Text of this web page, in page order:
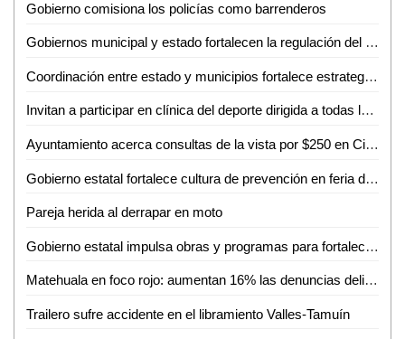
Gobierno comisiona los policías como barrenderos
Gobiernos municipal y estado fortalecen la regulación del transporte turístico en Ciudad Valles
Coordinación entre estado y municipios fortalece estrategia de seguridad en la huasteca
Invitan a participar en clínica del deporte dirigida a todas las disciplinas en Ciudad Valles
Ayuntamiento acerca consultas de la vista por $250 en Ciudad Valles
Gobierno estatal fortalece cultura de prevención en feria de seguridad y medio ambiente
Pareja herida al derrapar en moto
Gobierno estatal impulsa obras y programas para fortalecer el acceso al agua
Matehuala en foco rojo: aumentan 16% las denuncias delictivas en un año
Trailero sufre accidente en el libramiento Valles-Tamuín